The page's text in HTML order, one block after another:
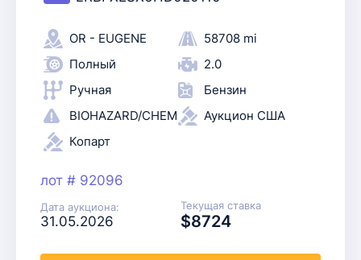
OR - EUGENE
58708 mi
Полный
2.0
Ручная
Бензин
BIOHAZARD/CHEMICAL Аукцион США
Копарт
лот # 92096
Дата аукциона:
31.05.2026
Текущая ставка
$8724